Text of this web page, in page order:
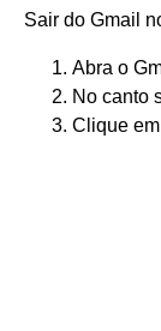
Sair do Gmail
Abra o
No canto
Clique